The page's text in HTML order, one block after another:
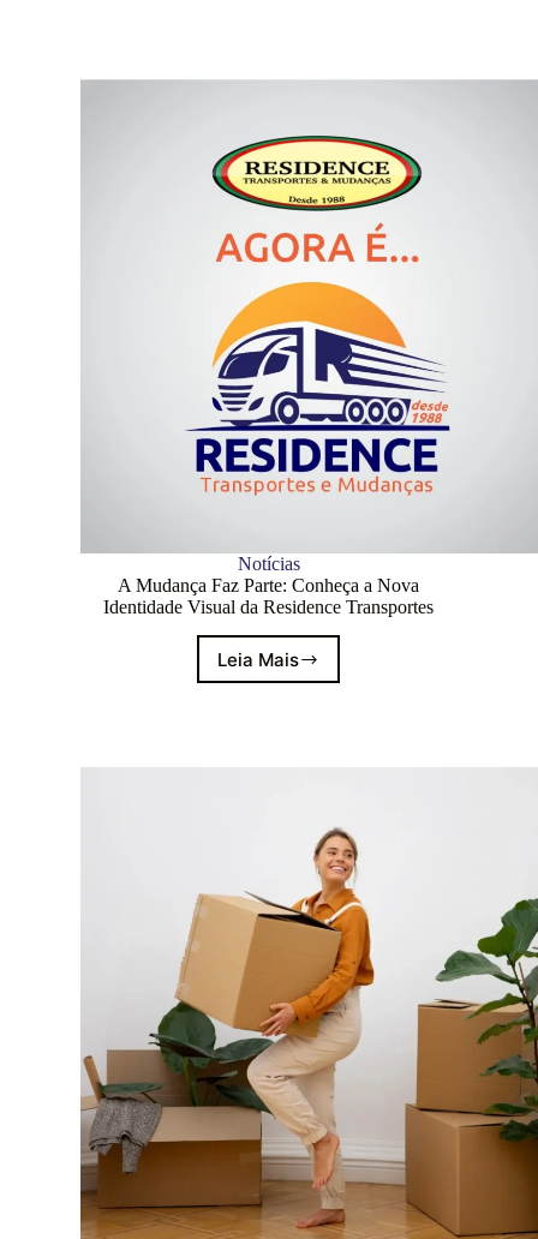
Notícias
A Mudança Faz Parte: Conheça a Nova
Identidade Visual da Residence Transportes
Leia Mais